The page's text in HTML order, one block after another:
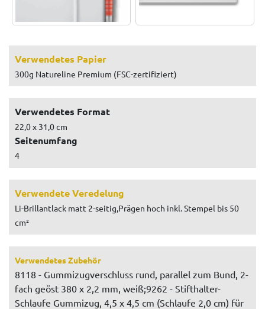
Verwendetes Papier
300g Natureline Premium (FSC-zertifiziert)
Verwendetes Format
22,0 x 31,0 cm
Seitenumfang
4
Verwendete Veredelung
Li-Brillantlack matt 2-seitig,Prägen hoch inkl. Stempel bis 50
cm²
Verwendetes Zubehör
8118 - Gummizugverschluss rund, parallel zum Bund, 2-
fach geöst 380 x 2,2 mm, weiß;9262 - Stifthalter-
Schlaufe Gummizug, 4,5 x 4,5 cm (Schlaufe 2,0 cm) für